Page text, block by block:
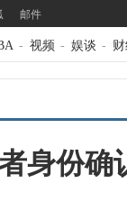
邮件
- 视频 - 娱谈 -
身份确